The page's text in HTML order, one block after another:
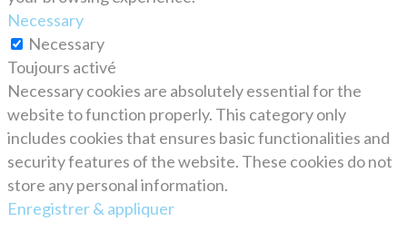
Necessary
Necessary
Toujours activé
Necessary cookies are absolutely essential for the
website to function properly. This category only
includes cookies that ensures basic functionalities and
security features of the website. These cookies do not
store any personal information.
Enregistrer & appliquer